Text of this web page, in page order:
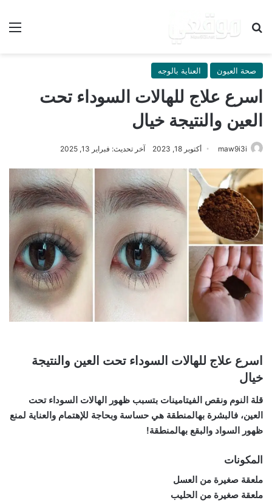
بحث عن
صحة العيون العناية بالوجه
اسرع علاج للهالات السوداء تحت
العين والنتيجة خيال
maw9i3i أكتوبر 18, 2023 آخر تحديث: فبراير 13, 2025
اسرع علاج للهالات السوداء تحت العين والنتيجة
خيال
قلة النوم ونقص الفيتامينات بتسبب ظهور الهالات السوداء تحت
العين، فالبشرة بهالمنطقة هي حساسة وبحاجة للإهتمام والعناية لمنع
ظهور السواد والبقع بهالمنطقة!
المكونات
ملعقة صغيرة من العسل
ملعقة صغيرة من الحليب